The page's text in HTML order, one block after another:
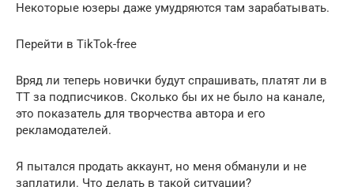
Некоторые юзеры даже умудряются там зарабатывать.
Перейти в TikTok-free
Вряд ли теперь новички будут спрашивать, платят ли в
ТТ за подписчиков. Сколько бы их не было на канале,
это показатель для творчества автора и его
рекламодателей.
Я пытался продать аккаунт, но меня обманули и не
заплатили. Что делать в такой ситуации?